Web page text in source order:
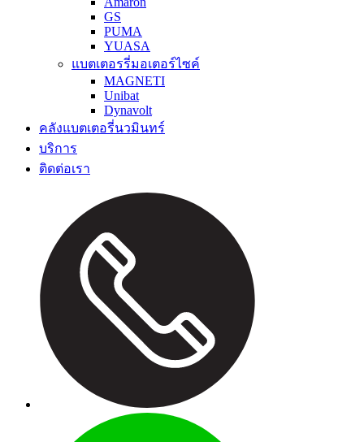
GS
PUMA
YUASA
แบตเตอรรี่มอเตอร์ไซค์
MAGNETI
Unibat
Dynavolt
คลังแบตเตอรี่นวมินทร์
บริการ
ติดต่อเรา